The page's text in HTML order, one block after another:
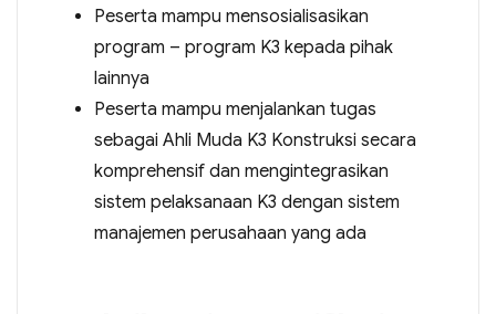
Peserta mampu mensosialisasikan
program – program K3 kepada pihak
lainnya
Peserta mampu menjalankan tugas
sebagai Ahli Muda K3 Konstruksi secara
komprehensif dan mengintegrasikan
sistem pelaksanaan K3 dengan sistem
manajemen perusahaan yang ada